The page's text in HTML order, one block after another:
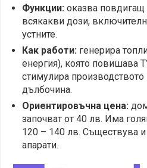
Функции: оказва
всякакви дози,
устните.
Как работи: генерира
енергия), която повишава
стимулира производството
дълбочина.
Ориентировъчна цена:
започват от 40 лв. Има
120 – 140 лв. Съществува
апарати.